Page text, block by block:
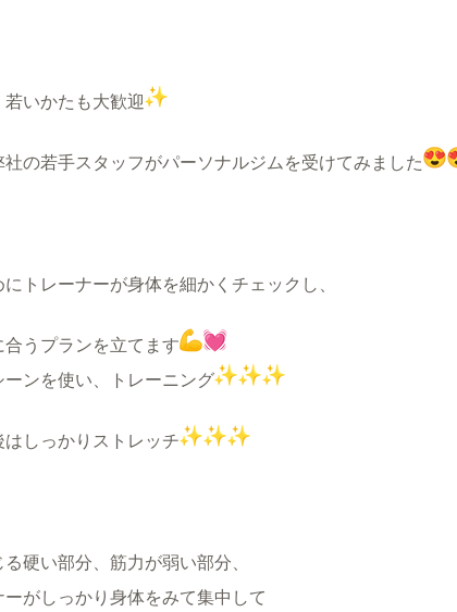
若いかたも大歓迎
社の若手スタッフがパーソナルジムを受けてみました
にトレーナーが身体を細かくチェックし、
合うプランを立てます
ーンを使い、トレーニング
はしっかりストレッチ
硬い部分、筋力が弱い部分、
ーがしっかり身体をみて集中して